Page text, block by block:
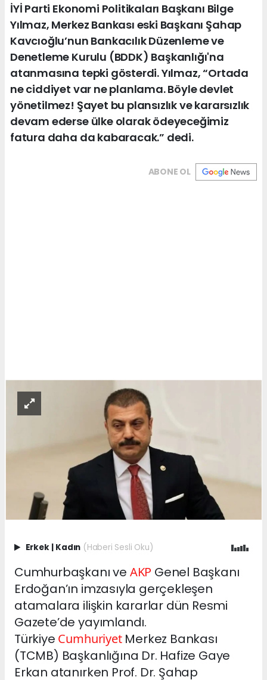
İYİ Parti Ekonomi Politikaları Başkanı Bilge
Yılmaz, Merkez Bankası eski Başkanı Şahap
Kavcıoğlu’nun Bankacılık Düzenleme ve
Denetleme Kurulu (BDDK) Başkanlığı'na
atanmasına tepki gösterdi. Yılmaz, “Ortada
ne ciddiyet var ne planlama. Böyle devlet
yönetilmez! Şayet bu plansızlık ve kararsızlık
devam ederse ülke olarak ödeyeceğimiz
fatura daha da kabaracak.” dedi.
ABONE OL
Erkek | Kadın (Haberi Sesli Oku)
Cumhurbaşkanı ve AKP Genel Başkanı
Erdoğan’ın imzasıyla gerçekleşen
atamalara ilişkin kararlar dün Resmi
Gazete’de yayımlandı.
Türkiye CumhuriyetMerkez Bankası
(TCMB) Başkanlığına Dr. Hafize Gaye
Erkan atanırken Prof. Dr. Şahap